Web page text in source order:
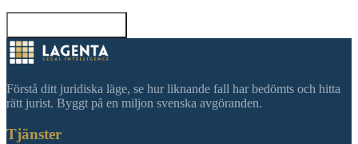
Förstå ditt juridiska läge, se hur liknande fall har bedömts och hitta
rätt jurist. Byggt på en miljon svenska avgöranden.
Tjänster